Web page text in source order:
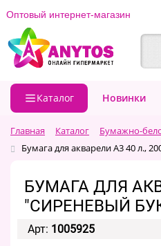
Оптовый интернет-магазин
Каталог Новинки
Главная Каталог Бумажно-
Бумага для акварели А3 40 л.,
БУМАГА ДЛЯ
"СИРЕНЕВЫЙ
Арт: 1005925